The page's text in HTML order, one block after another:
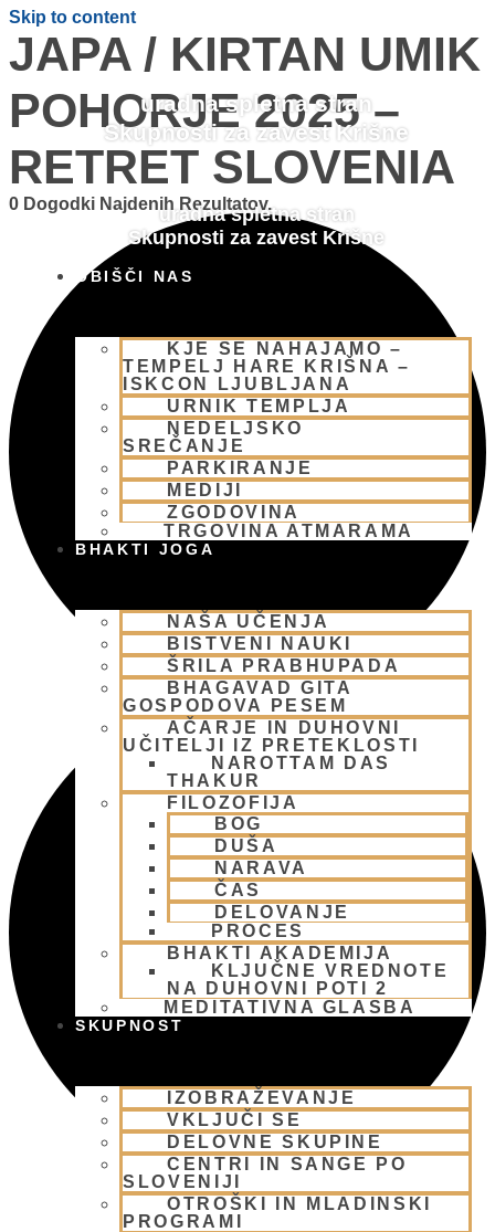
Skip to content
uradna spletna stran
Skupnosti za zavest Krišne
uradna spletna stran
Skupnosti za zavest Krišne
OBIŠČI NAS
KJE SE NAHAJAMO –
TEMPELJ HARE KRIŠNA –
ISKCON LJUBLJANA
URNIK TEMPLJA
NEDELJSKO
SREČANJE
PARKIRANJE
MEDIJI
ZGODOVINA
TRGOVINA ATMARAMA
BHAKTI JOGA
NAŠA UČENJA
BISTVENI NAUKI
ŠRILA PRABHUPADA
BHAGAVAD GITA
GOSPODOVA PESEM
AČARJE IN DUHOVNI
UČITELJI IZ PRETEKLOSTI
NAROTTAM DAS
THAKUR
FILOZOFIJA
BOG
DUŠA
NARAVA
ČAS
DELOVANJE
PROCES
BHAKTI AKADEMIJA
KLJUČNE VREDNOTE
NA DUHOVNI POTI 2
MEDITATIVNA GLASBA
SKUPNOST
IZOBRAŽEVANJE
VKLJUČI SE
DELOVNE SKUPINE
CENTRI IN SANGE PO
SLOVENIJI
OTROŠKI IN MLADINSKI
PROGRAMI
JAPA / KIRTAN UMIK
POHORJE 2025 –
RETRET SLOVENIA
0 Dogodki Najdenih Rezultatov.